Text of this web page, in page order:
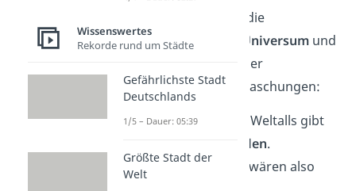
Vom Mikrokosmos in die
Unendlichkeit — das
Universum und
stecken voller
unvorstellbaren Überraschungen:
🔇 Im Vakuum des Weltalls gibt
keine Schallwellen.
Explosionen im All wären also
Wissenswertes
Rekorde rund um Städte
Gefährlichste Stadt
Deutschlands
1/5 – Dauer: 05:39
Größte Stadt der
Welt